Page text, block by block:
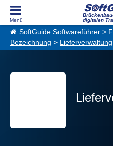
digitalen
SoftGuide Softwareführer >
Bezeichnung > Lieferverwaltung